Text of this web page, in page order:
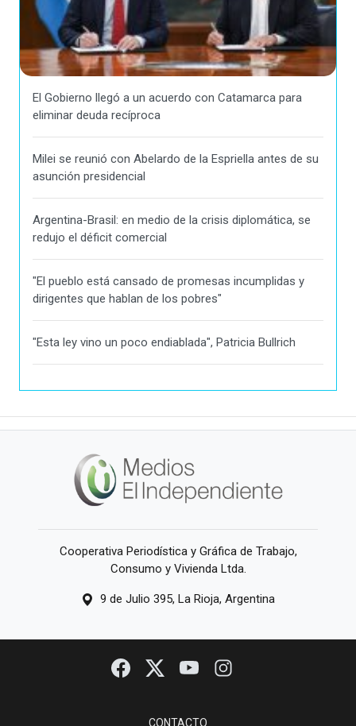
El Gobierno llegó a un acuerdo con Catamarca para
eliminar deuda recíproca
Milei se reunió con Abelardo de la Espriella antes de su
asunción presidencial
Argentina-Brasil: en medio de la crisis diplomática, se
redujo el déficit comercial
"El pueblo está cansado de promesas incumplidas y
dirigentes que hablan de los pobres"
"Esta ley vino un poco endiablada", Patricia Bullrich
Cooperativa Periodística y Gráfica de Trabajo,
Consumo y Vivienda Ltda.
9 de Julio 395, La Rioja, Argentina
CONTACTO